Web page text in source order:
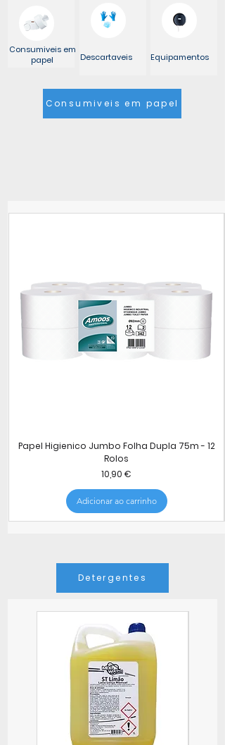
Consumiveis em
papel
Descartaveis Equipamentos
Consumiveis em papel
Papel Higienico Jumbo Folha Dupla 75m - 12
Rolos
Preço
10,90 €
Adicionar ao carrinho
Detergentes